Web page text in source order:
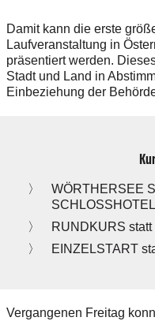
Damit kann die erste
Laufveranstaltung in
präsentiert werden.
Stadt und Land in
Einbeziehung der
WÖRTHERSEE
RUNDKURS
EINZELSTART
Vergangenen Freitag